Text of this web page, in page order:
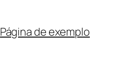
Página de exemplo